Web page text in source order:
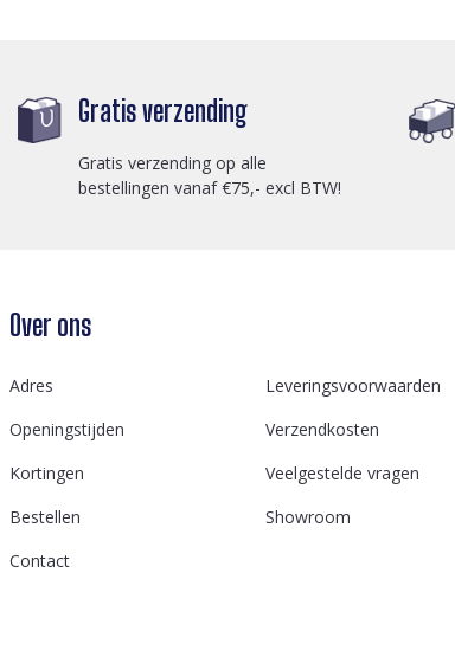
Gratis verzending
Gratis verzending op alle
bestellingen vanaf €75,- excl BTW!
Over ons
Adres
Leveringsvoorwaarden
Openingstijden
Verzendkosten
Kortingen
Veelgestelde vragen
Bestellen
Showroom
Contact